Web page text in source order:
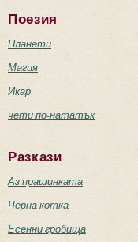
Поезия
Планети
Магия
Икар
чети по-нататък
Разкази
Аз прашинката
Черна котка
Есенни гробища